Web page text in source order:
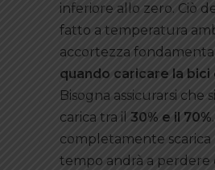
inferiore allo zero. Ciò
fatto a temperatura
accortezza
quando caricare la
Bisogna assicurarsi che
carica tra il 30% e il 70%
completamente
tempo andrà a perdere